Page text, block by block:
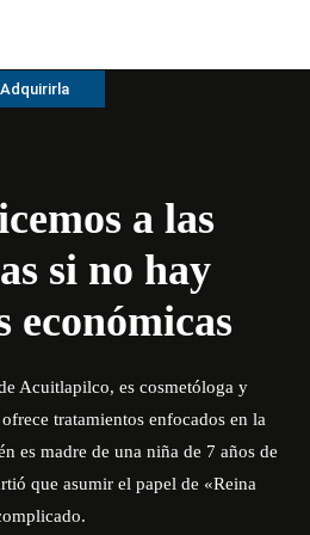
Adquirirla
a las
si no hay
económicas
Acuitlapilco, es cosmetóloga y
tratamientos enfocados en la
es madre de una niña de 7 años de
que asumir el papel de «Reina